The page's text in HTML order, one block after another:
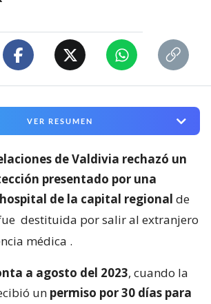
VER RESUMEN
de Valdivia rechazó un
presentado por una
de la capital regional de
destituida por salir al extranjero
médica .
a agosto del 2023, cuando la
un permiso por 30 días para